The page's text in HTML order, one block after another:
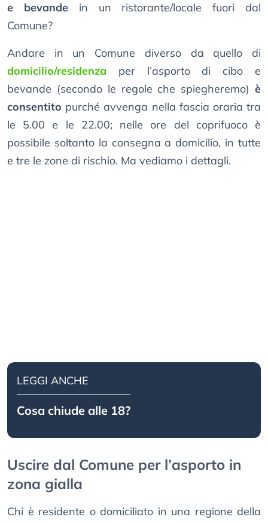
e bevandein un ristorante/locale fuori dal
Comune?
Andare in un Comune diverso da quello di
domicilio/residenza per l’asporto di cibo e
bevande (secondo le regole che spiegheremo) è
consentito purché avvenga nella fascia oraria tra
le 5.00 e le 22.00; nelle ore del coprifuoco è
possibile soltanto la consegna a domicilio, in tutte
e tre le zone di rischio. Ma vediamo i dettagli.
LEGGI ANCHE
Cosa chiude alle 18?
Uscire dal Comune per l’asporto in
zona gialla
Chi è residente o domiciliato in una regione della